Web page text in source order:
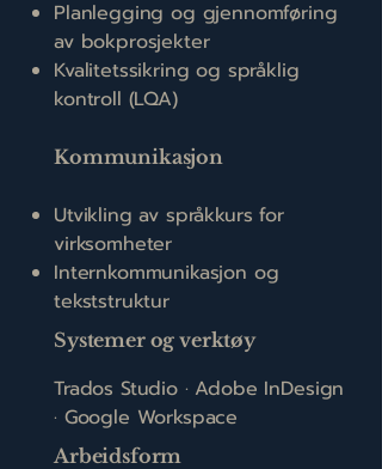
Planlegging og gjennomføring
av bokprosjekter
Kvalitetssikring og språklig
kontroll (LQA)
Kommunikasjon
Utvikling av språkkurs for
virksomheter
Internkommunikasjon og
tekststruktur
Systemer og verktøy
Trados Studio · Adobe InDesign
· Google Workspace
Arbeidsform